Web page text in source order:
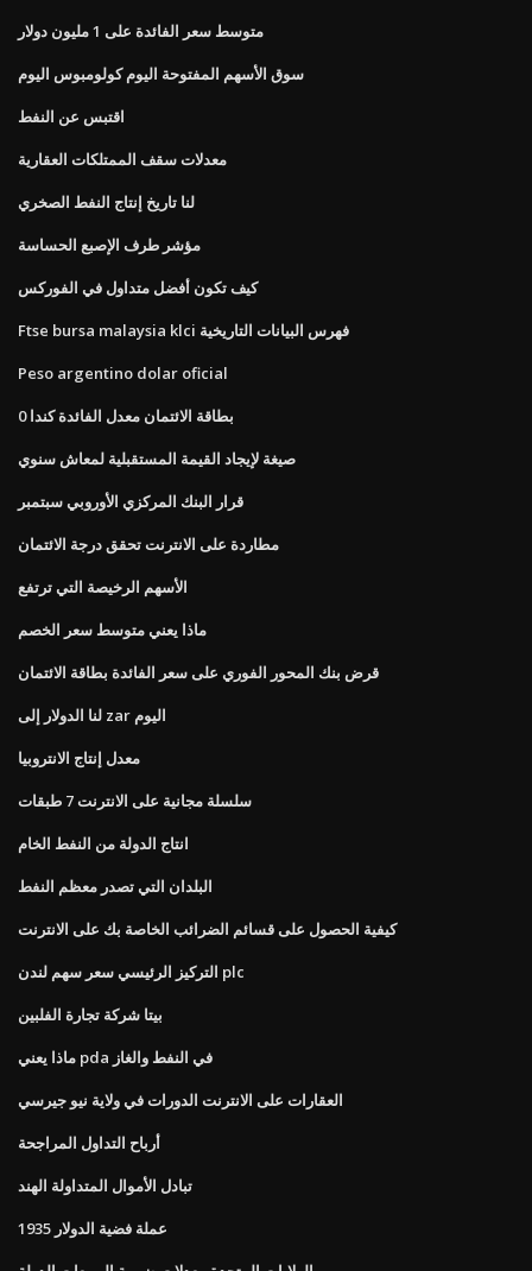
متوسط ​​سعر الفائدة على 1 مليون دولار
سوق الأسهم المفتوحة اليوم كولومبوس اليوم
اقتبس عن النفط
معدلات سقف الممتلكات العقارية
لنا تاريخ إنتاج النفط الصخري
مؤشر طرف الإصبع الحساسة
كيف تكون أفضل متداول في الفوركس
Ftse bursa malaysia klci فهرس البيانات التاريخية
Peso argentino dolar oficial
0 بطاقة الائتمان معدل الفائدة كندا
صيغة لإيجاد القيمة المستقبلية لمعاش سنوي
قرار البنك المركزي الأوروبي سبتمبر
مطاردة على الانترنت تحقق درجة الائتمان
الأسهم الرخيصة التي ترتفع
ماذا يعني متوسط ​​سعر الخصم
قرض بنك المحور الفوري على سعر الفائدة بطاقة الائتمان
لنا الدولار إلى zar اليوم
معدل إنتاج الانتروبيا
سلسلة مجانية على الانترنت 7 طبقات
انتاج الدولة من النفط الخام
البلدان التي تصدر معظم النفط
كيفية الحصول على قسائم الضرائب الخاصة بك على الانترنت
التركيز الرئيسي سعر سهم لندن plc
بيتا شركة تجارة الفلبين
ماذا يعني pda في النفط والغاز
العقارات على الانترنت الدورات في ولاية نيو جيرسي
أرباح التداول المراجحة
تبادل الأموال المتداولة الهند
عملة فضية الدولار 1935